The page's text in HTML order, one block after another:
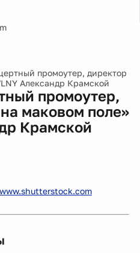
промоутер, директор
Александр Крамской
промоутер,
маковом поле»
Крамской
www.shutterstock.com